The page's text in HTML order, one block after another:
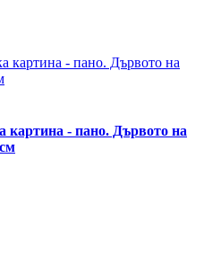
картина - пано. Дървото на